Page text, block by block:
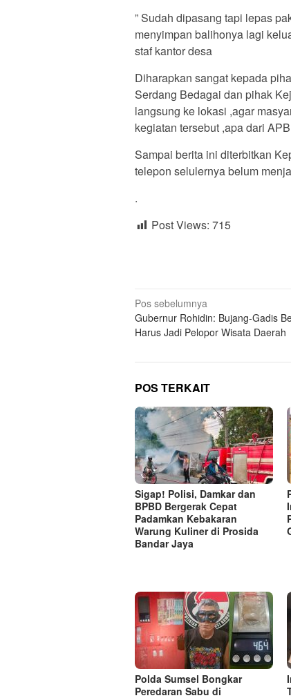
” Sudah dipasang tapi lepas
menyimpan balihonya lagi
staf kantor desa
Diharapkan sangat kepada
Serdang Bedagai dan pihak
langsung ke lokasi ,agar
kegiatan tersebut ,apa dari
Sampai berita ini diterbitkan
telepon selulernya belum
.
Post Views: 715
Navigasi
pos
Pos sebelumnya
Gubernur Rohidin: Bujang-Gadis
Harus Jadi Pelopor Wisata Daerah
POS TERKAIT
Sigap! Polisi, Damkar dan
BPBD Bergerak Cepat
Padamkan Kebakaran
Warung Kuliner di Prosida
Bandar Jaya
Polda Sumsel Bongkar
Peredaran Sabu di